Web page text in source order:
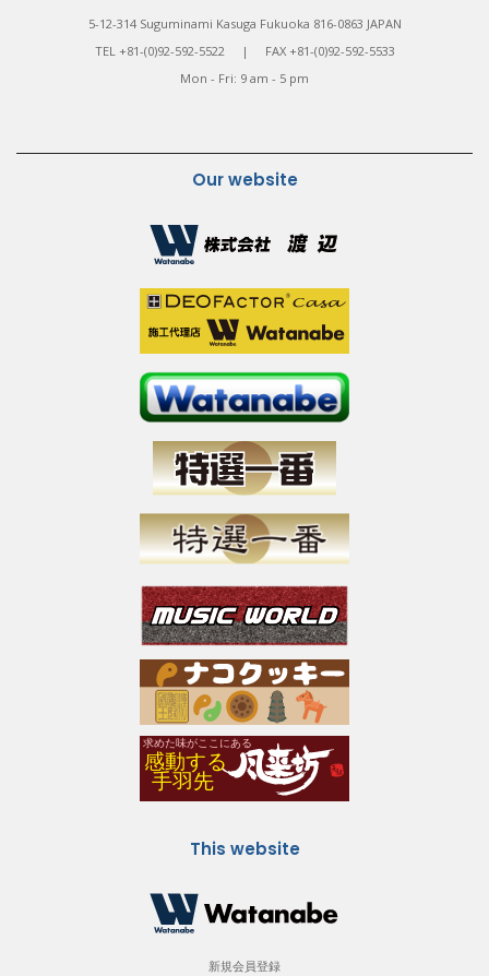
5-12-314 Suguminami Kasuga Fukuoka 816-0863 JAPAN
TEL +81-(0)92-592-5522 | FAX +81-(0)92-592-5533
Mon - Fri: 9 am - 5 pm
Our website
This website
新規会員登録